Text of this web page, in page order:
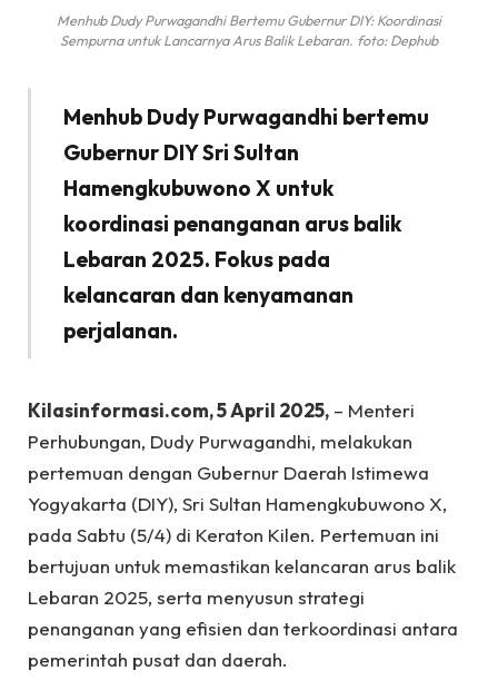
Menhub Dudy Purwagandhi Bertemu Gubernur DIY: Koordinasi
Sempurna untuk Lancarnya Arus Balik Lebaran. foto: Dephub
Menhub Dudy Purwagandhi bertemu
Gubernur DIY Sri Sultan
Hamengkubuwono X untuk
koordinasi penanganan arus balik
Lebaran 2025. Fokus pada
kelancaran dan kenyamanan
perjalanan.
Kilasinformasi.com, 5 April 2025, – Menteri
Perhubungan, Dudy Purwagandhi, melakukan
pertemuan dengan Gubernur Daerah Istimewa
Yogyakarta (DIY), Sri Sultan Hamengkubuwono X,
pada Sabtu (5/4) di Keraton Kilen. Pertemuan ini
bertujuan untuk memastikan kelancaran arus balik
Lebaran 2025, serta menyusun strategi
penanganan yang efisien dan terkoordinasi antara
pemerintah pusat dan daerah.